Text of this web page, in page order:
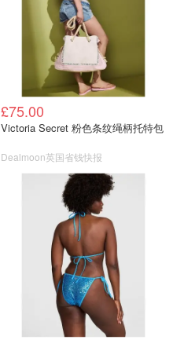
£75.00
Victoria Secret 粉色条纹绳柄托特包
Dealmoon英国省钱快报